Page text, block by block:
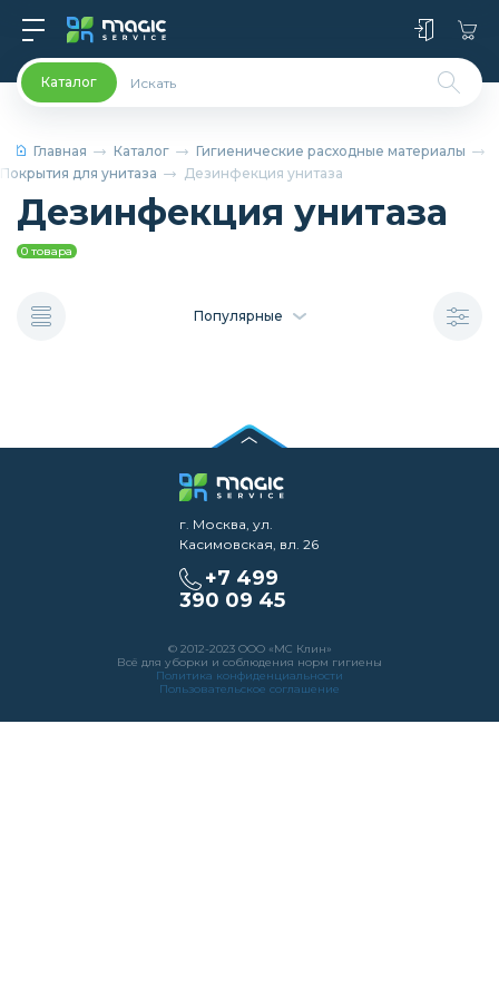
Каталог
Главная Каталог
Гигиенические расходные материалы
Покрытия для унитаза
Дезинфекция унитаза
Дезинфекция унитаза
0 товара
Популярные
г. Москва, ул.
Касимовская, вл. 26
+7 499
390 09 45
© 2012-2023 ООО «МС Клин»
Всё для уборки и соблюдения норм гигиены
Политика конфиденциальности
Пользовательское соглашение